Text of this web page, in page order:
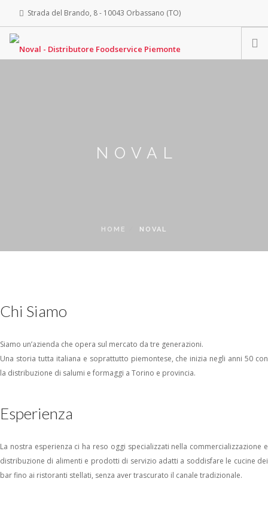
Strada del Brando, 8 - 10043 Orbassano (TO)
CONTATTI
NOVAL
HOME NOVAL
Chi Siamo
Siamo un’azienda che opera sul mercato da tre generazioni.
Una storia tutta italiana e soprattutto piemontese, che inizia negli anni 50 con
la distribuzione di salumi e formaggi a Torino e provincia.
Esperienza
La nostra esperienza ci ha reso oggi specializzati nella commercializzazione e
distribuzione di alimenti e prodotti di servizio adatti a soddisfare le cucine dei
bar fino ai ristoranti stellati, senza aver trascurato il canale tradizionale.